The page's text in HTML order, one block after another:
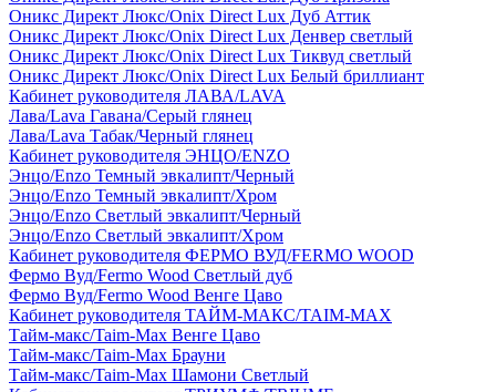
Оникс Директ Люкс/Onix Direct Lux Дуб Аттик
Оникс Директ Люкс/Onix Direct Lux Денвер светлый
Оникс Директ Люкс/Onix Direct Lux Тиквуд светлый
Оникс Директ Люкс/Onix Direct Lux Белый бриллиант
Кабинет руководителя ЛАВА/LAVA
Лава/Lava Гавана/Серый глянец
Лава/Lava Табак/Черный глянец
Кабинет руководителя ЭНЦО/ENZO
Энцо/Enzo Темный эвкалипт/Черный
Энцо/Enzo Темный эвкалипт/Хром
Энцо/Enzo Светлый эвкалипт/Черный
Энцо/Enzo Светлый эвкалипт/Хром
Кабинет руководителя ФЕРМО ВУД/FERMO WOOD
Фермо Вуд/Fermo Wood Светлый дуб
Фермо Вуд/Fermo Wood Венге Цаво
Кабинет руководителя ТАЙМ-МАКС/TAIM-MAX
Тайм-макс/Taim-Max Венге Цаво
Тайм-макс/Taim-Max Брауни
Тайм-макс/Taim-Max Шамони Светлый